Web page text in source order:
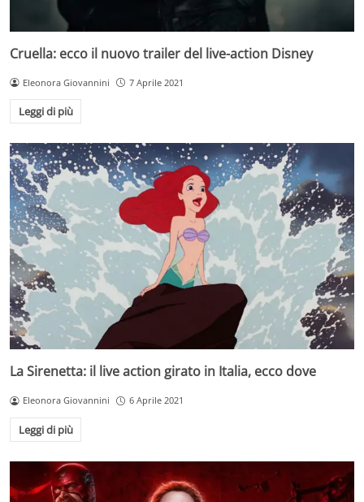
Cruella: ecco il nuovo trailer del live-action Disney
Eleonora Giovannini 7 Aprile 2021
Leggi di più
La Sirenetta: il live action girato in Italia, ecco dove
Eleonora Giovannini 6 Aprile 2021
Leggi di più